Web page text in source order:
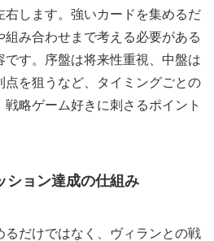
右します。強いカードを集めるだ
み合わせまで考える必要がある
です。序盤は将来性重視、中盤は
点を狙うなど、タイミングごとの
略ゲーム好きに刺さるポイント
ション達成の仕組み
るだけではなく、ヴィランとの戦